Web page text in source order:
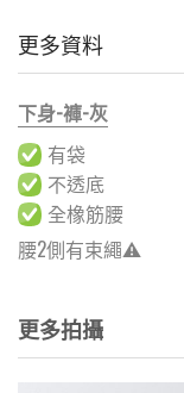
更多資料
下身-褲-灰
有袋
不透底
全橡筋腰
腰2側有束繩⚠️
更多拍攝